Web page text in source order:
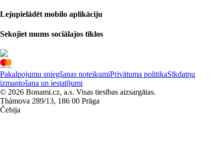
Lejupielādēt mobilo aplikāciju
Sekojiet mums sociālajos tīklos
Pakalpojumu sniegšanas noteikumiPrivātuma politikaSīkdatņu
izmantošana un iestatījumi
© 2026 Bonami.cz, a.s. Visas tiesības aizsargātas.
Thámova 289/13, 186 00 Prāga
Čehija